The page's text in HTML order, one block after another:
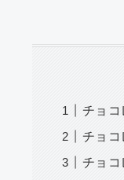
チョコ
チョコ
チョコ